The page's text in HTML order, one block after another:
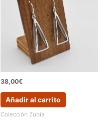
38,00€
Añadir al carrito
Colección Zubia